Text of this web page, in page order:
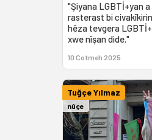
"Şiyana LGBTİ+yan
rasterast bi
hêza tevgera
xwe nîşan dide."
10 Cotmeh 2025
Tuğçe Yılmaz
nûçe